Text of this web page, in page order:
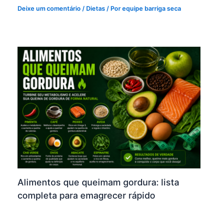
Deixe um comentário / Dietas / Porequipe barriga seca
Alimentos que queimam gordura: lista
completa para emagrecer rápido